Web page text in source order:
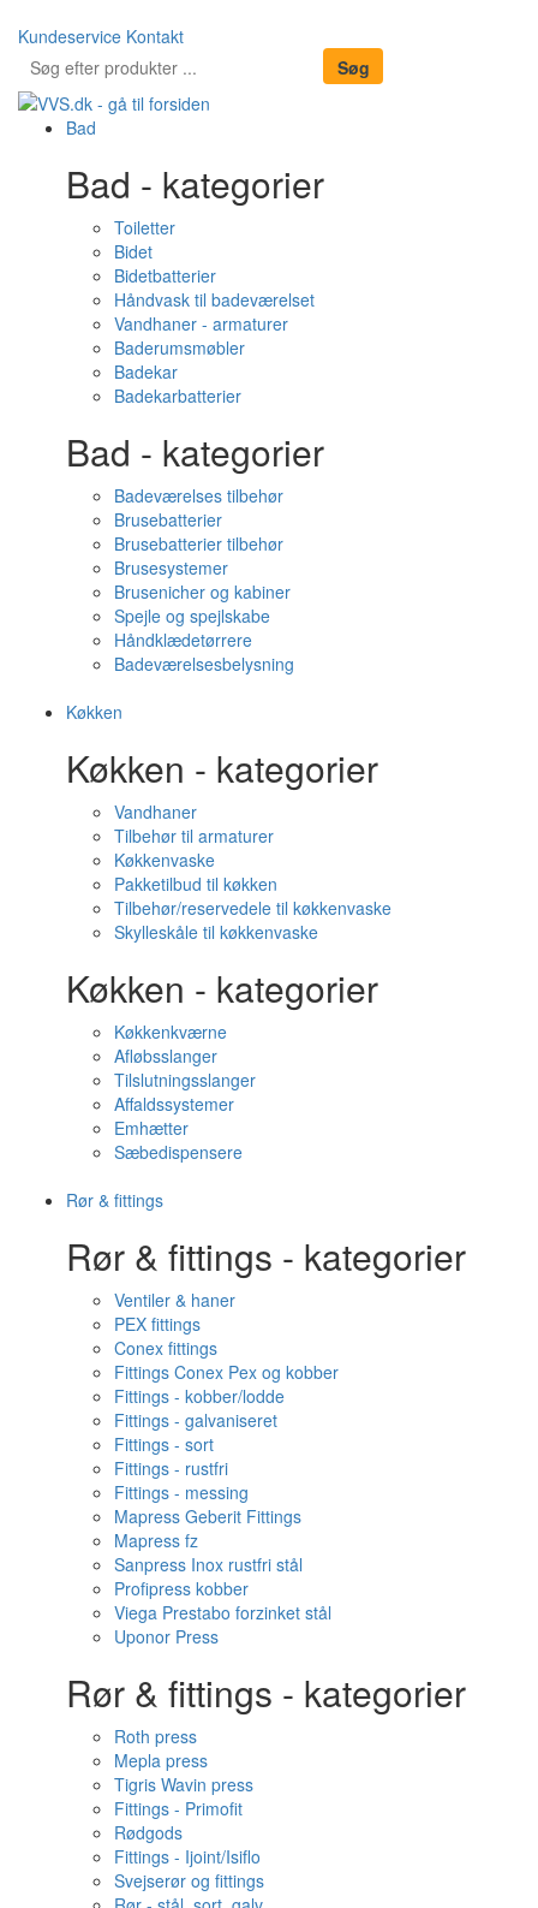
Kundeservice Kontakt
Bad
Bad - kategorier
Toiletter
Bidet
Bidetbatterier
Håndvask til badeværelset
Vandhaner - armaturer
Baderumsmøbler
Badekar
Badekarbatterier
Bad - kategorier
Badeværelses tilbehør
Brusebatterier
Brusebatterier tilbehør
Brusesystemer
Brusenicher og kabiner
Spejle og spejlskabe
Håndklædetørrere
Badeværelsesbelysning
Køkken
Køkken - kategorier
Vandhaner
Tilbehør til armaturer
Køkkenvaske
Pakketilbud til køkken
Tilbehør/reservedele til køkkenvaske
Skylleskåle til køkkenvaske
Køkken - kategorier
Køkkenkværne
Afløbsslanger
Tilslutningsslanger
Affaldssystemer
Emhætter
Sæbedispensere
Rør & fittings
Rør & fittings - kategorier
Ventiler & haner
PEX fittings
Conex fittings
Fittings Conex Pex og kobber
Fittings - kobber/lodde
Fittings - galvaniseret
Fittings - sort
Fittings - rustfri
Fittings - messing
Mapress Geberit Fittings
Mapress fz
Sanpress Inox rustfri stål
Profipress kobber
Viega Prestabo forzinket stål
Uponor Press
Rør & fittings - kategorier
Roth press
Mepla press
Tigris Wavin press
Fittings - Primofit
Rødgods
Fittings - Ijoint/Isiflo
Svejserør og fittings